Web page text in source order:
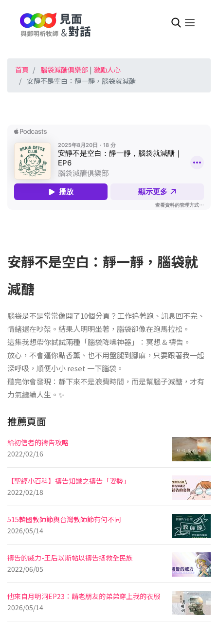
首頁 腦袋減醣俱樂部 | 激勵人心
安靜不是空白：靜一靜，腦袋就減醣
安靜不是空白：靜一靜，腦袋就
減醣
腦袋是不是常常像開了10個分頁？工作追著跑、訊息回不完、
情緒還在吵架。結果人明明坐著，腦袋卻像在跑馬拉松。
這集我想帶你試試兩種「腦袋降噪神器」：冥想 & 禱告。
放心，不會逼你點香薰、也不用盤腿到腳麻，只要跟著我一起
深呼吸，順便小小 reset 一下腦袋。
聽完你會發現：靜下來不是浪費時間，而是幫腦子減醣，才有
力氣繼續人生。✨
推薦頁面
給初信者的禱告攻略
2022/02/16
【聖經小百科】禱告知識之禱告「姿勢」
2022/02/18
515韓國教師節與台灣教師節有何不同
2026/05/14
禱告的威力-王后以斯帖以禱告拯救全民族
2022/06/05
他來自月明洞EP23：請老朋友的弟弟穿上我的衣服
2026/05/14